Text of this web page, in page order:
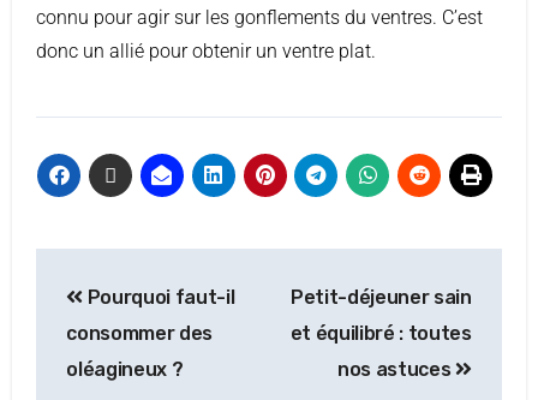
connu pour agir sur les gonflements du ventres. C’est
donc un allié pour obtenir un ventre plat.
Pourquoi faut-il
consommer des
oléagineux ?
Petit-déjeuner sain
et équilibré : toutes
nos astuces